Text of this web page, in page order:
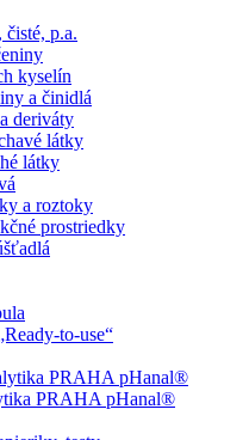
p.a.
kyselín
a činidlá
deriváty
látky
látky
a roztoky
prostriedky
to-use“
PRAHA pHanal®
PRAHA pHanal®